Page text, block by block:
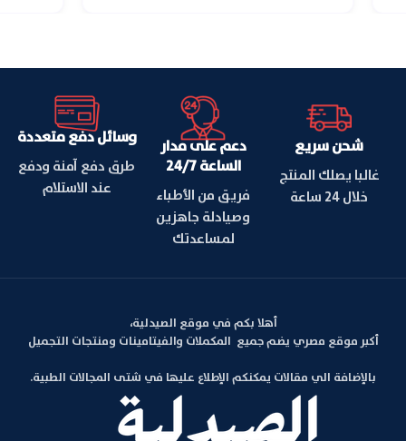
شحن سريع
غالبا يصلك المنتج
خلال 24 ساعة
دعم على مدار
الساعة 24/7
فريق من الأطباء
وصيادلة جاهزين
لمساعدتك
وسائل دفع متعددة
طرق دفع آمنة ودفع
عند الاستلام
أهلا بكم في موقع الصيدلية،
أكبر موقع مصري يضم جميع المكملات والفيتامينات ومنتجات التجميل
بالإضافة الي مقالات يمكنكم الإطلاع عليها في شتى المجالات الطبية.